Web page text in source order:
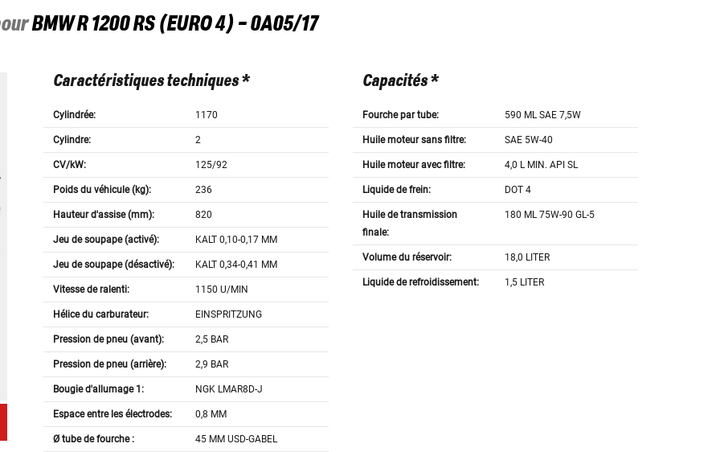
BMWR 1200 RS (EURO 4) - 0A05/17
Caractéristiques techniques *
Cylindrée: 1170
Cylindre: 2
CV/kW: 125/92
Poids du véhicule (kg): 236
Hauteur d'assise (mm): 820
Jeu de soupape (activé): KALT 0,10-0,17 MM
Jeu de soupape (désactivé): KALT 0,34-0,41 MM
Vitesse de ralenti: 1150 U/MIN
Hélice du carburateur: EINSPRITZUNG
Pression de pneu (avant): 2,5 BAR
Pression de pneu (arrière): 2,9 BAR
Bougie d'allumage 1: NGK LMAR8D-J
Espace entre les électrodes: 0,8 MM
Ø tube de fourche : 45 MM USD-GABEL
Capacités *
Fourche par tube: 590 ML SAE 7,5W
Huile moteur sans filtre: SAE 5W-40
Huile moteur avec filtre: 4,0 L MIN. API SL
Liquide de frein: DOT 4
Huile de transmission
finale:
180 ML 75W-90 GL-5
Volume du réservoir: 18,0 LITER
Liquide de refroidissement: 1,5 LITER